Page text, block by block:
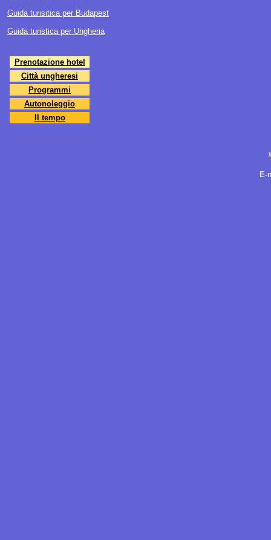
Guida turisitica per Budapest
Guida turistica per Ungheria
Prenotazione hotel
Città ungheresi
Programmi
Autonoleggio
Il tempo